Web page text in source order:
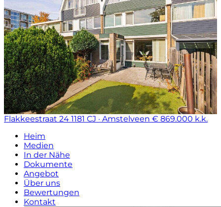
Flakkeestraat 24 1181 CJ · Amstelveen € 869.000 k.k.
Heim
Medien
In der Nähe
Dokumente
Angebot
Über uns
Bewertungen
Kontakt